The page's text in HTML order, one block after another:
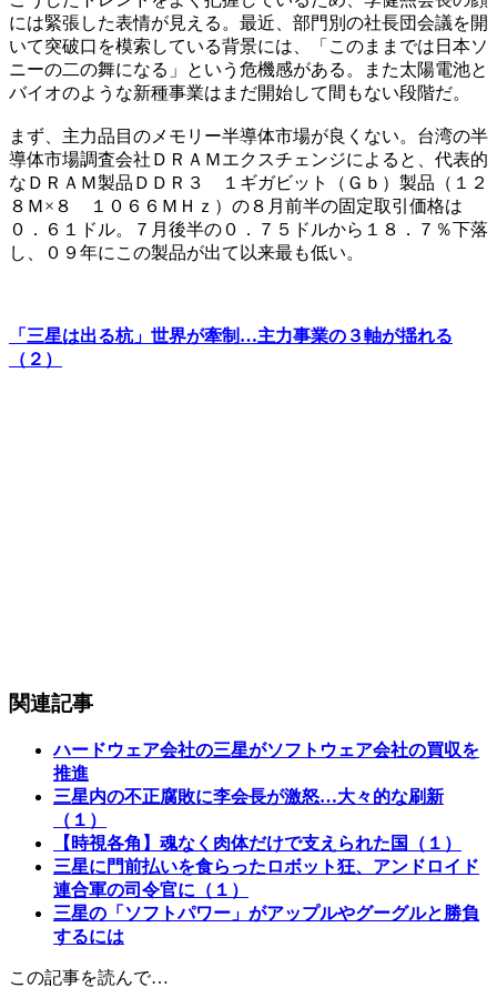
には緊張した表情が見える。最近、部門別の社長団会議を開
いて突破口を模索している背景には、「このままでは日本ソ
ニーの二の舞になる」という危機感がある。また太陽電池と
バイオのような新種事業はまだ開始して間もない段階だ。
まず、主力品目のメモリー半導体市場が良くない。台湾の半
導体市場調査会社ＤＲＡＭエクスチェンジによると、代表的
なＤＲＡＭ製品ＤＤＲ３ １ギガビット（Ｇｂ）製品（１２
８Ｍ×８ １０６６ＭＨｚ）の８月前半の固定取引価格は
０．６１ドル。７月後半の０．７５ドルから１８．７％下落
し、０９年にこの製品が出て以来最も低い。
「三星は出る杭」世界が牽制…主力事業の３軸が揺れる
（２）
関連記事
ハードウェア会社の三星がソフトウェア会社の買収を
推進
三星内の不正腐敗に李会長が激怒…大々的な刷新
（１）
【時視各角】魂なく肉体だけで支えられた国（１）
三星に門前払いを食らったロボット狂、アンドロイド
連合軍の司令官に（１）
三星の「ソフトパワー」がアップルやグーグルと勝負
するには
この記事を読んで…